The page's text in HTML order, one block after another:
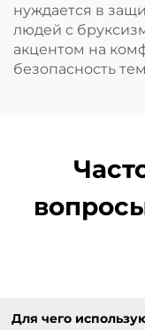
нуждается в
людей с
акцентом на
безопасность
Для чего